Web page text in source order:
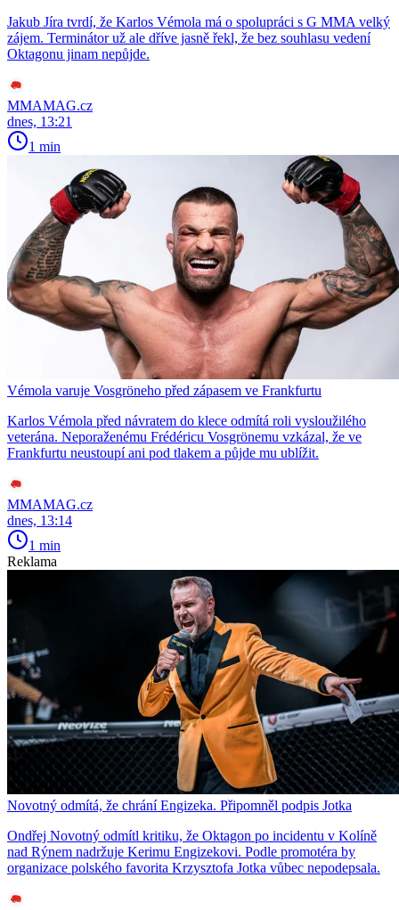
Jakub Jíra tvrdí, že Karlos Vémola má o spolupráci s G MMA velký
zájem. Terminátor už ale dříve jasně řekl, že bez souhlasu vedení
Oktagonu jinam nepůjde.
MMAMAG.cz
dnes, 13:21
1 min
Vémola varuje Vosgröneho před zápasem ve Frankfurtu
Karlos Vémola před návratem do klece odmítá roli vysloužilého
veterána. Neporaženému Frédéricu Vosgrönemu vzkázal, že ve
Frankfurtu neustoupí ani pod tlakem a půjde mu ublížit.
MMAMAG.cz
dnes, 13:14
1 min
Reklama
Novotný odmítá, že chrání Engizeka. Připomněl podpis Jotka
Ondřej Novotný odmítl kritiku, že Oktagon po incidentu v Kolíně
nad Rýnem nadržuje Kerimu Engizekovi. Podle promotéra by
organizace polského favorita Krzysztofa Jotka vůbec nepodepsala.